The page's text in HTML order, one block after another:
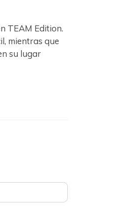
TEAM Edition.
mientras que
su lugar